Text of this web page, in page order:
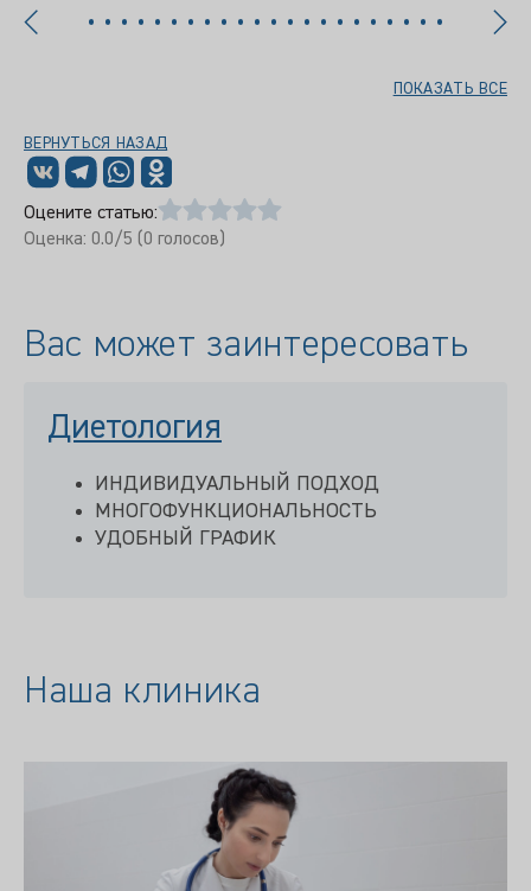
ПОКАЗАТЬ ВСЕ
ВЕРНУТЬСЯ НАЗАД
Оцените статью:
Оценка: 0.0/5 (0 голосов)
Вас может заинтересовать
Диетология
ИНДИВИДУАЛЬНЫЙ ПОДХОД
МНОГОФУНКЦИОНАЛЬНОСТЬ
УДОБНЫЙ ГРАФИК
Наша клиника